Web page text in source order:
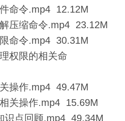
命令.mp4 12.12M
压缩命令.mp4 23.12M
命令.mp4 30.31M
权限的相关命
操作.mp4 49.47M
关操作.mp4 15.69M
点回顾.mp4 49.34M